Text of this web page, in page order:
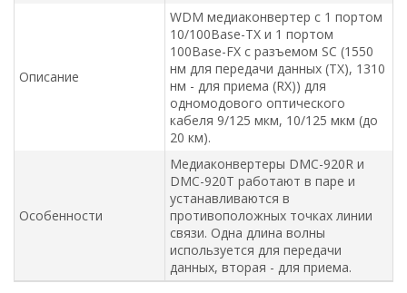
Описание
WDM медиаконвертер с 1 портом
10/100Base-TX и 1 портом
100Base-FX с разъемом SC (1550
нм для передачи данных (TX), 1310
нм - для приема (RX)) для
одномодового оптического
кабеля 9/125 мкм, 10/125 мкм (до
20 км).
Особенности
Медиаконвертеры DMC-920R и
DMC-920T работают в паре и
устанавливаются в
противоположных точках линии
связи. Одна длина волны
используется для передачи
данных, вторая - для приема.